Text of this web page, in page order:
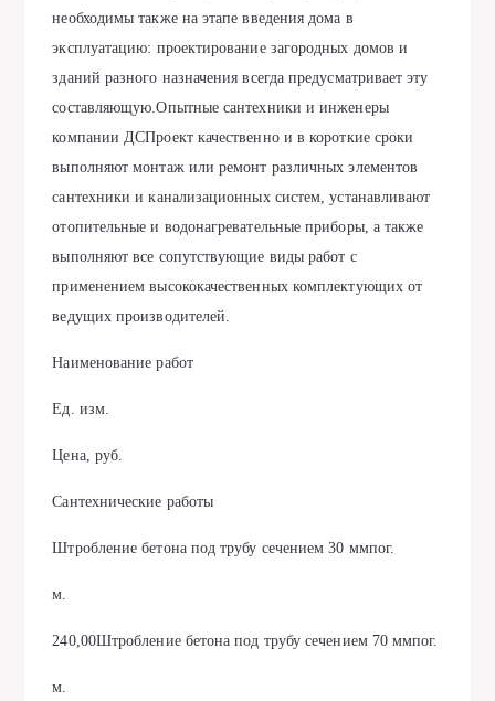
необходимы также на этапе введения дома в
эксплуатацию: проектирование загородных домов и
зданий разного назначения всегда предусматривает эту
составляющую.Опытные сантехники и инженеры
компании ДСПроект качественно и в короткие сроки
выполняют монтаж или ремонт различных элементов
сантехники и канализационных систем, устанавливают
отопительные и водонагревательные приборы, а также
выполняют все сопутствующие виды работ с
применением высококачественных комплектующих от
ведущих производителей.
Наименование работ
Ед. изм.
Цена, руб.
Сантехнические работы
Штробление бетона под трубу сечением 30 ммпог.
м.
240,00Штробление бетона под трубу сечением 70 ммпог.
м.